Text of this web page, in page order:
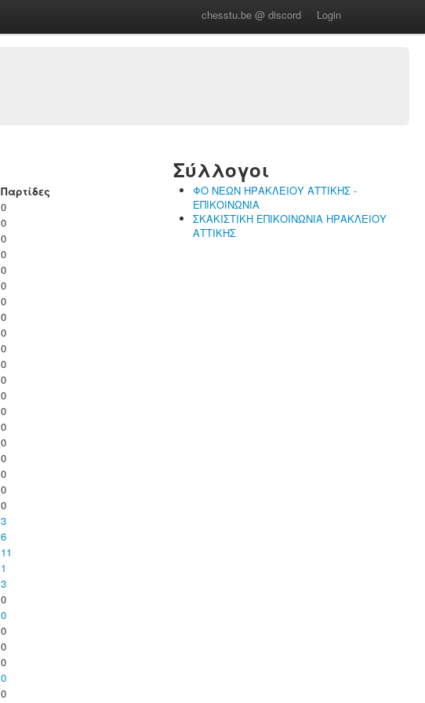
chesstu.be @ discord Login
Παρτίδες
0
0
0
0
0
0
0
0
0
0
0
0
0
0
0
0
0
0
0
0
3
6
11
1
3
0
0
0
0
0
0
0
Σύλλογοι
ΦΟ ΝΕΩΝ ΗΡΑΚΛΕΙΟΥ ΑΤΤΙΚΗΣ -
ΕΠΙΚΟΙΝΩΝΙΑ
ΣΚΑΚΙΣΤΙΚΗ ΕΠΙΚΟΙΝΩΝΙΑ ΗΡΑΚΛΕΙΟΥ
ΑΤΤΙΚΗΣ